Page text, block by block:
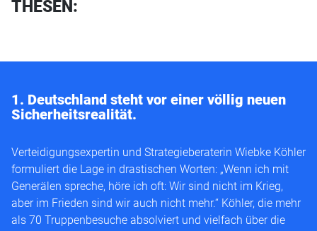
THESEN:
1. Deutschland steht vor einer völlig neuen
Sicherheitsrealität.
Verteidigungsexpertin und Strategieberaterin Wiebke Köhler
formuliert die Lage in drastischen Worten: „Wenn ich mit
Generälen spreche, höre ich oft: Wir sind nicht im Krieg,
aber im Frieden sind wir auch nicht mehr.“ Köhler, die mehr
als 70 Truppenbesuche absolviert und vielfach über die